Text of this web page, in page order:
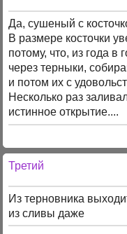
Да, сушеный с
В размере косточки
потому, что, из года в
через терныки,
и потом их с
Несколько раз
истинное открытие....
Третий
Из терновника
из сливы даже